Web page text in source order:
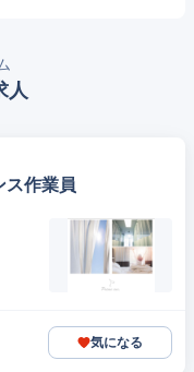
人
ス作業員
気になる